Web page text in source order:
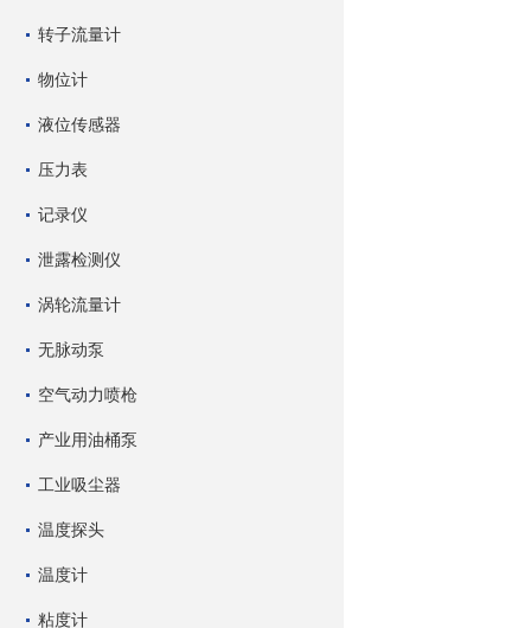
转子流量计
物位计
液位传感器
压力表
记录仪
泄露检测仪
涡轮流量计
无脉动泵
空气动力喷枪
产业用油桶泵
工业吸尘器
温度探头
温度计
粘度计